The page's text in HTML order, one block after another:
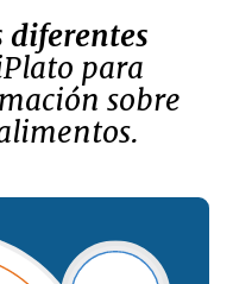
diferentes
para
sobre